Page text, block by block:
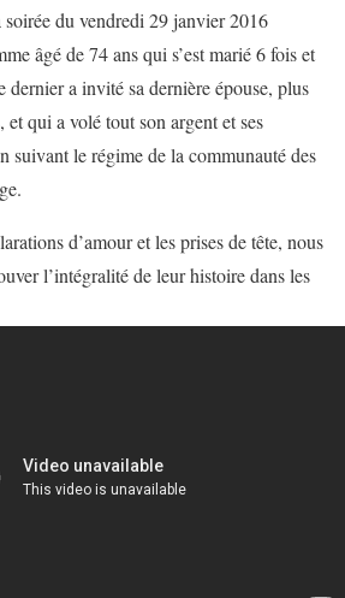
du vendredi 29 janvier 2016
âgé de 74 ans qui s’est marié 6 fois et
a invité sa dernière épouse, plus
qui a volé tout son argent et ses
suivant le régime de la communauté des
d’amour et les prises de tête, nous
l’intégralité de leur histoire dans les